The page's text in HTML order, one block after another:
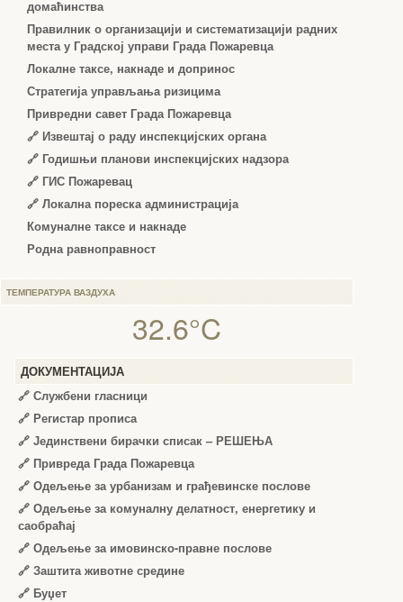
домаћинства
Правилник о организацији и систематизацији радних
места у Градској управи Града Пожаревца
Локалне таксе, накнаде и допринос
Стратегија управљања ризицима
Привредни савет Града Пожаревца
🔗 Извештај о раду инспекцијских органа
🔗 Годишњи планови инспекцијских надзора
🔗 ГИС Пожаревац
🔗 Локална пореска администрација
Комуналне таксе и накнаде
Родна равноправност
ТЕМПЕРАТУРА ВАЗДУХА
32.6°C
ДОКУМЕНТАЦИЈА
🔗 Службени гласници
🔗 Регистар прописа
🔗 Јединствени бирачки списак – РЕШЕЊА
🔗 Привреда Града Пожаревца
🔗 Одељење за урбанизам и грађевинске послове
🔗 Одељење за комуналну делатност, енергетику и
саобраћај
🔗 Одељење за имовинско-правне послове
🔗 Заштита животне средине
🔗 Буџет